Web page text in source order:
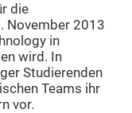
die
November 2013
in
wird. In
Studierenden
Teams ihr
vor.